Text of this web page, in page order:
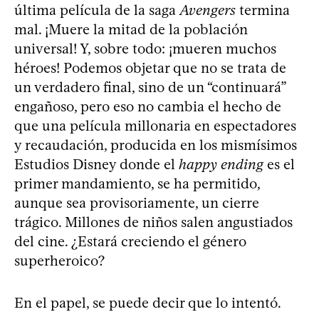
última película de la sagaAvengers termina
mal. ¡Muere la mitad de la población
universal! Y, sobre todo: ¡mueren muchos
héroes! Podemos objetar que no se trata de
un verdadero final, sino de un “continuará”
engañoso, pero eso no cambia el hecho de
que una película millonaria en espectadores
y recaudación, producida en los mismísimos
Estudios Disney donde el happy endinges el
primer mandamiento, se ha permitido,
aunque sea provisoriamente, un cierre
trágico. Millones de niños salen angustiados
del cine. ¿Estará creciendo el género
superheroico?
En el papel, se puede decir que lo intentó.